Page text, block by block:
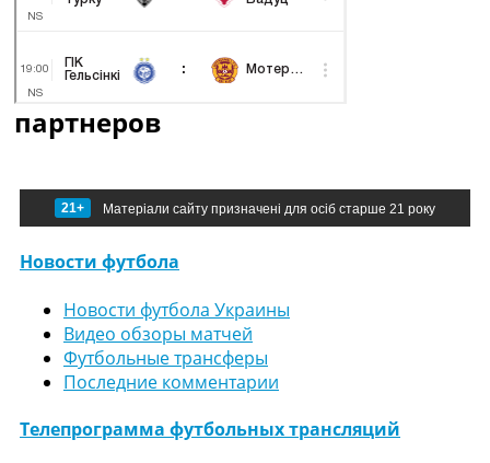
партнеров
21+ Матеріали сайту призначені для осіб старше 21 року
Новости футбола
Новости футбола Украины
Видео обзоры матчей
Футбольные трансферы
Последние комментарии
Телепрограмма футбольных трансляций